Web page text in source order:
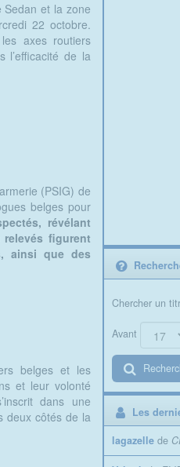
Sedan et la zone
22 octobre.
axes routiers
l’efficacité de la
(PSIG) de
belges pour
révélant
figurent
ainsi que des
belges et les
et leur volonté
dans une
deux côtés de la
Chercher un
Avant
Les
lagazellede